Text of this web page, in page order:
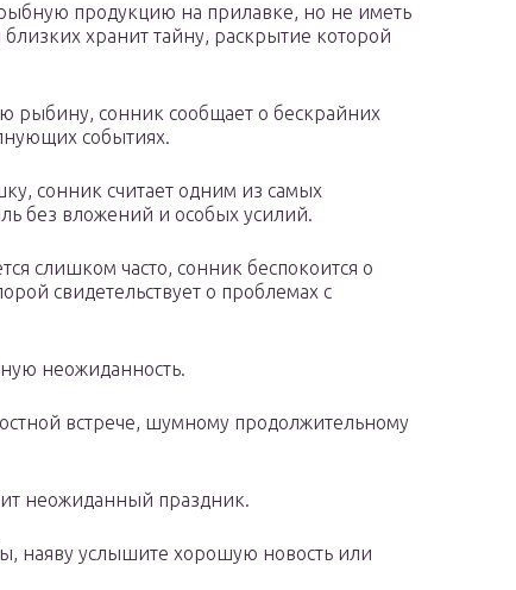
продукцию на прилавке, но не иметь
хранит тайну, раскрытие которой
рыбину, сонник сообщает о бескрайних
событиях.
сонник считает одним из самых
без вложений и особых усилий.
слишком часто, сонник беспокоится о
свидетельствует о проблемах с
неожиданность.
встрече, шумному продолжительному
неожиданный праздник.
наяву услышите хорошую новость или